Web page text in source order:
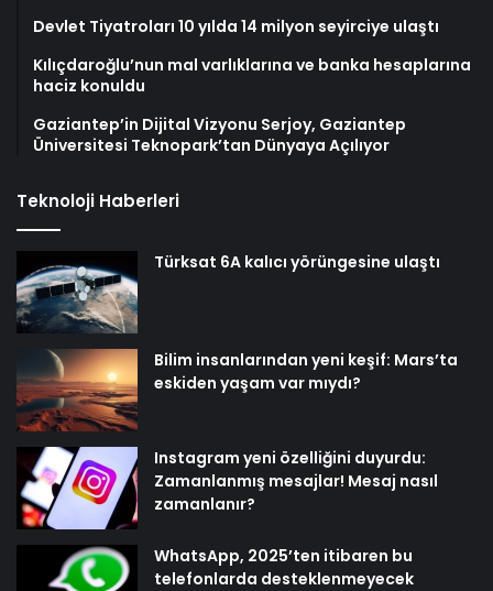
Devlet Tiyatroları 10 yılda 14 milyon seyirciye ulaştı
Kılıçdaroğlu’nun mal varlıklarına ve banka hesaplarına
haciz konuldu
Gaziantep’in Dijital Vizyonu Serjoy, Gaziantep
Üniversitesi Teknopark’tan Dünyaya Açılıyor
Teknoloji Haberleri
Türksat 6A kalıcı yörüngesine ulaştı
Bilim insanlarından yeni keşif: Mars’ta
eskiden yaşam var mıydı?
Instagram yeni özelliğini duyurdu:
Zamanlanmış mesajlar! Mesaj nasıl
zamanlanır?
WhatsApp, 2025’ten itibaren bu
telefonlarda desteklenmeyecek